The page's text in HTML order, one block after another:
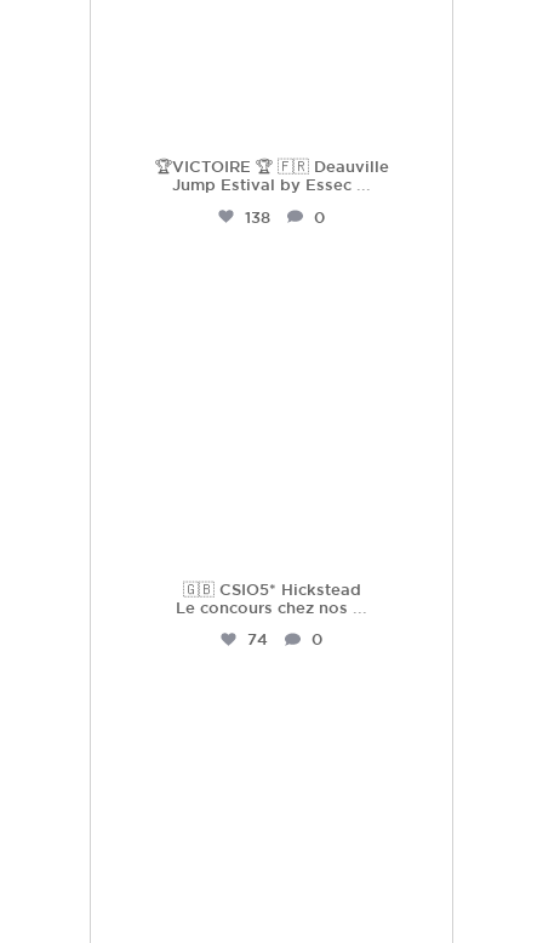
🏆VICTOIRE 🏆 🇫🇷 Deauville
Jump Estival by Essec ...
138
0
🇬🇧 CSIO5* Hickstead
Le concours chez nos
74
0